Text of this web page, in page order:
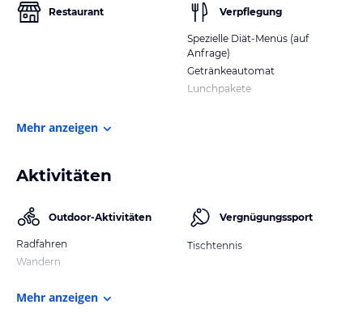
Restaurant Verpflegung
Spezielle Diät-Menüs (auf
Anfrage)
Getränkeautomat
Lunchpakete
Mehr anzeigen
Aktivitäten
Outdoor-Aktivitäten
Radfahren
Wandern
Vergnügungssport
Tischtennis
Mehr anzeigen